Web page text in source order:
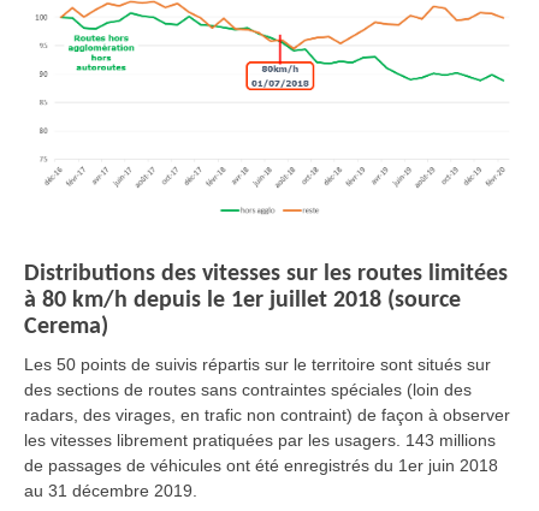
Distributions des vitesses sur les routes limitées
à 80 km/h depuis le 1er juillet 2018 (source
Cerema)
Les 50 points de suivis répartis sur le territoire sont situés sur
des sections de routes sans contraintes spéciales (loin des
radars, des virages, en trafic non contraint) de façon à observer
les vitesses librement pratiquées par les usagers. 143 millions
de passages de véhicules ont été enregistrés du 1er juin 2018
au 31 décembre 2019.